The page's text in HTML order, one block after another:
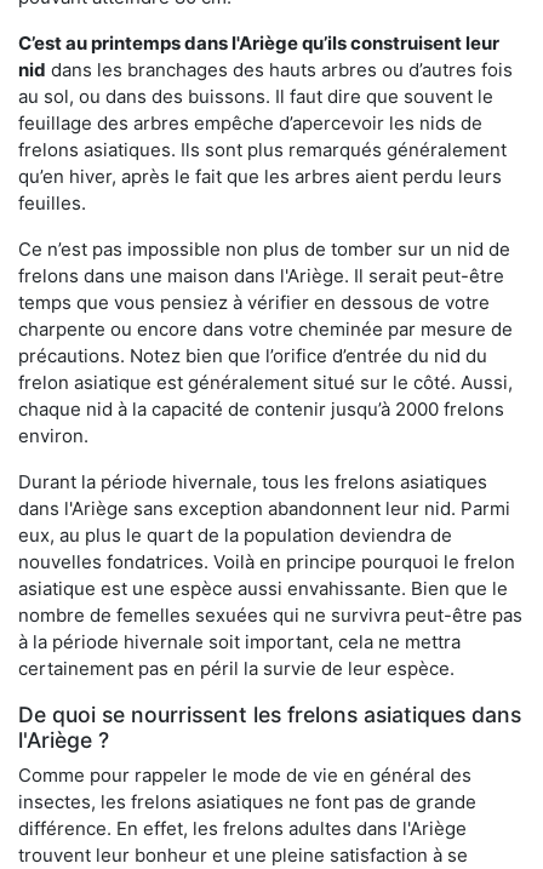
C’est au printemps dans l'Ariège qu’ils construisent leur
nid dans les branchages des hauts arbres ou d’autres fois
au sol, ou dans des buissons. Il faut dire que souvent le
feuillage des arbres empêche d’apercevoir les nids de
frelons asiatiques. Ils sont plus remarqués généralement
qu’en hiver, après le fait que les arbres aient perdu leurs
feuilles.
Ce n’est pas impossible non plus de tomber sur un nid de
frelons dans une maison dans l'Ariège. Il serait peut-être
temps que vous pensiez à vérifier en dessous de votre
charpente ou encore dans votre cheminée par mesure de
précautions. Notez bien que l’orifice d’entrée du nid du
frelon asiatique est généralement situé sur le côté. Aussi,
chaque nid à la capacité de contenir jusqu’à 2000 frelons
environ.
Durant la période hivernale, tous les frelons asiatiques
dans l'Ariège sans exception abandonnent leur nid. Parmi
eux, au plus le quart de la population deviendra de
nouvelles fondatrices. Voilà en principe pourquoi le frelon
asiatique est une espèce aussi envahissante. Bien que le
nombre de femelles sexuées qui ne survivra peut-être pas
à la période hivernale soit important, cela ne mettra
certainement pas en péril la survie de leur espèce.
De quoi se nourrissent les frelons asiatiques dans
l'Ariège ?
Comme pour rappeler le mode de vie en général des
insectes, les frelons asiatiques ne font pas de grande
différence. En effet, les frelons adultes dans l'Ariège
trouvent leur bonheur et une pleine satisfaction à se